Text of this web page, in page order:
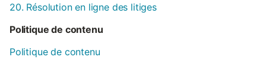
20. Résolution en ligne des litiges
Politique de contenu
Politique de contenu